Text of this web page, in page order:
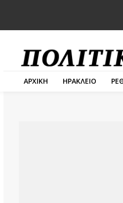
ΑΡΧΙΚΗ ΗΡΑΚΛΕΙΟ